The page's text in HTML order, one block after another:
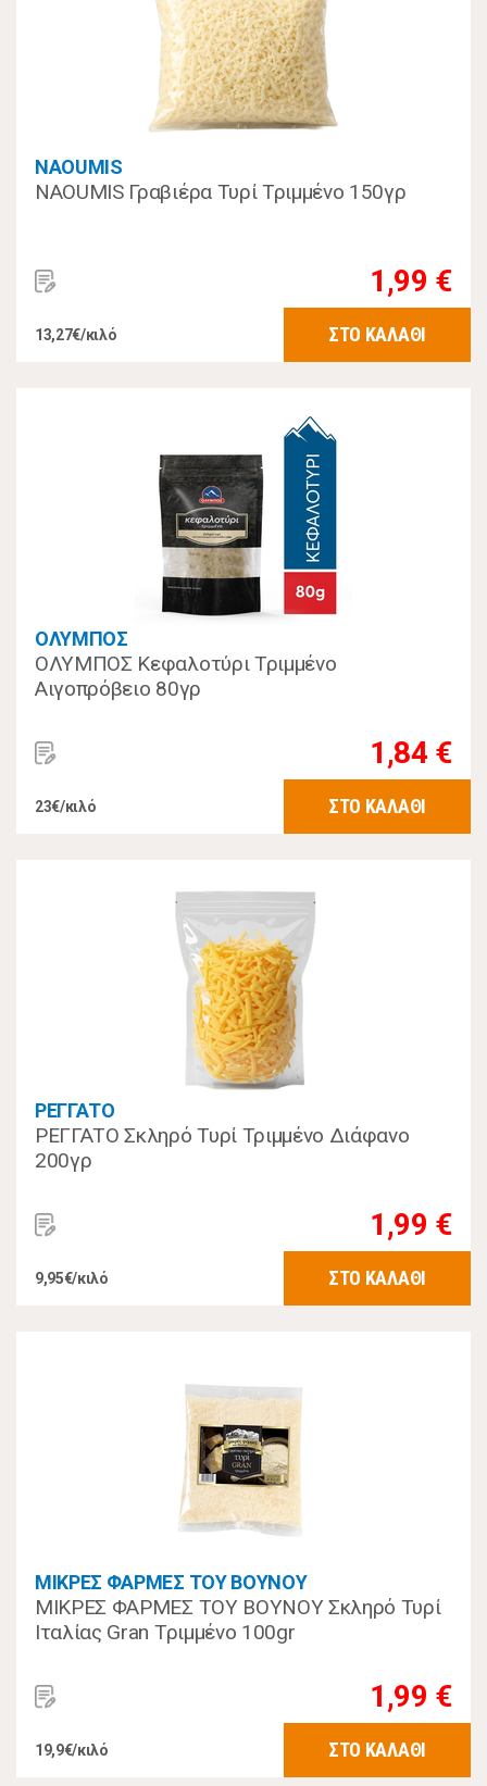
NAOUMIS
NAOUMIS Γραβιέρα Τυρί Τριμμένο 150γρ
1,99 €
13,27€/κιλό ΣΤΟ ΚΑΛΑΘΙ
ΟΛΥΜΠΟΣ
ΟΛΥΜΠΟΣ Κεφαλοτύρι Τριμμένο
Αιγοπρόβειο 80γρ
1,84 €
23€/κιλό ΣΤΟ ΚΑΛΑΘΙ
ΡΕΓΓΑΤΟ
ΡΕΓΓΑΤΟ Σκληρό Τυρί Τριμμένο Διάφανο
200γρ
1,99 €
9,95€/κιλό ΣΤΟ ΚΑΛΑΘΙ
ΜΙΚΡΕΣ ΦΑΡΜΕΣ ΤΟΥ ΒΟΥΝΟΥ
ΜΙΚΡΕΣ ΦΑΡΜΕΣ ΤΟΥ ΒΟΥΝΟΥ Σκληρό Τυρί
Ιταλίας Gran Τριμμένο 100gr
1,99 €
19,9€/κιλό ΣΤΟ ΚΑΛΑΘΙ